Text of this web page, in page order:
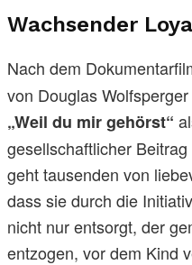
Wachsender
Nach dem
von Douglas
„Weil du mir gehörst“
gesellschaftlicher
geht tausenden von
dass sie durch die
nicht nur entsorgt, der
entzogen, vor dem Kind